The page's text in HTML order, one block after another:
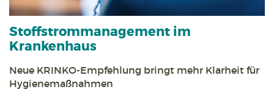
Stoff­strom­management im
Krankenhaus
Neue KRINKO-Empfehlung bringt mehr Klarheit für
Hygienemaßnahmen